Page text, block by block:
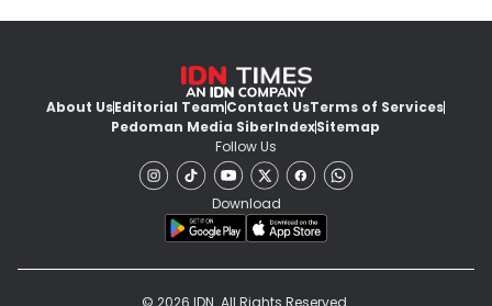
About UsEditorial TeamContact UsTerms of Services
Pedoman Media SiberIndexSitemap
Follow Us
Download
© 2026 IDN. All Rights Reserved.